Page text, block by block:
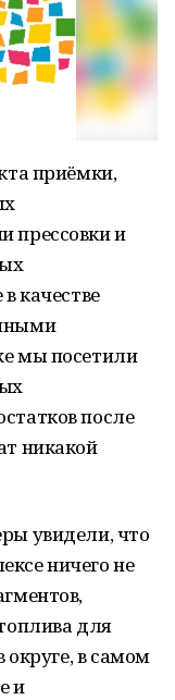
приёмки,
прессовки и
качестве
мы посетили
после
никакой
увидели, что
ничего не
для
округе, в самом
и